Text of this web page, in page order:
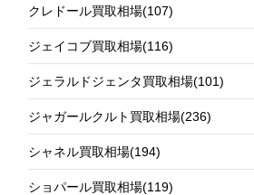
クレドール買取相場(107)
ジェイコブ買取相場(116)
ジェラルドジェンタ買取相場(101)
ジャガールクルト買取相場(236)
シャネル買取相場(194)
ショパール買取相場(119)